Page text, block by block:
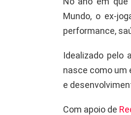
Mundo, o ex-
performance,
Idealizado pelo
nasce como um
e
Com apoio de